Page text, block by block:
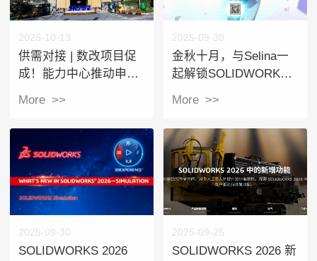
2025-10-13
供需对接 | 数改项目促
成！能力中心推动申新
More >>
2025-09-30
金秋十月，与Selina一
起解锁SOLIDWORKS
More >>
2025-09-30
​SOLIDWORKS 2026
2025-09-25
SOLIDWORKS 2026 新